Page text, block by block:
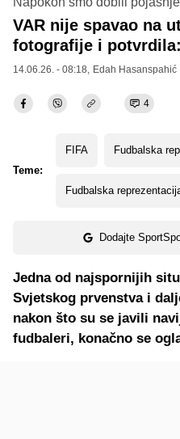
VAR nije spavao na
fotografije i
14.06.26. - 08:18, Edah Hasanspahić
4
Teme:
FIFA Fudbalska
Fudbalska
Dodajte
Jedna od najspornijih
Svjetskog prvenstva i
nakon što su se javili
fudbaleri, konačno se